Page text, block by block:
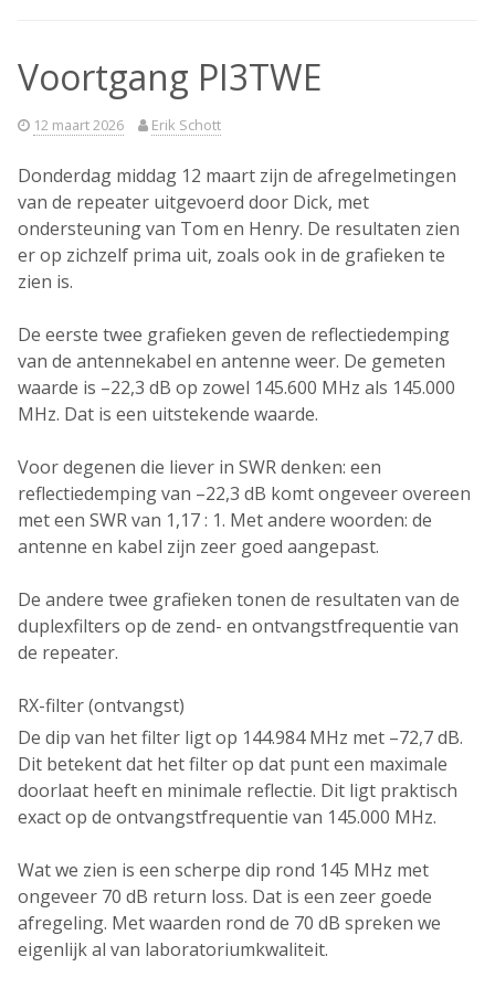
Voortgang PI3TWE
12 maart 2026 Erik Schott
Donderdag middag 12 maart zijn de afregelmetingen
van de repeater uitgevoerd door Dick, met
ondersteuning van Tom en Henry. De resultaten zien
er op zichzelf prima uit, zoals ook in de grafieken te
zien is.
De eerste twee grafieken geven de reflectiedemping
van de antennekabel en antenne weer. De gemeten
waarde is –22,3 dB op zowel 145.600 MHz als 145.000
MHz. Dat is een uitstekende waarde.
Voor degenen die liever in SWRdenken: een
reflectiedemping van –22,3 dB komt ongeveer overeen
met een SWR van 1,17 : 1. Met andere woorden: de
antenne en kabel zijn zeer goed aangepast.
De andere twee grafieken tonen de resultaten van de
duplexfilters op de zend- en ontvangstfrequentie van
de repeater.
RX-filter (ontvangst)
De dip van het filter ligt op 144.984 MHz met –72,7 dB.
Dit betekent dat het filter op dat punt een maximale
doorlaat heeft en minimale reflectie. Dit ligt praktisch
exact op de ontvangstfrequentie van 145.000 MHz.
Wat we zien is een scherpe dip rond 145 MHz met
ongeveer 70 dB return loss. Dat is een zeer goede
afregeling. Met waarden rond de 70 dB spreken we
eigenlijk al van laboratoriumkwaliteit.